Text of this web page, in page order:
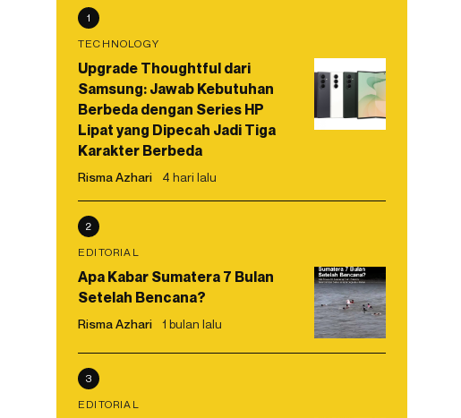
1
TECHNOLOGY
Upgrade Thoughtful dari
Samsung: Jawab Kebutuhan
Berbeda dengan Series HP
Lipat yang Dipecah Jadi Tiga
Karakter Berbeda
Risma Azhari 4 hari lalu
2
EDITORIAL
Apa Kabar Sumatera 7 Bulan
Setelah Bencana?
Risma Azhari 1 bulan lalu
3
EDITORIAL